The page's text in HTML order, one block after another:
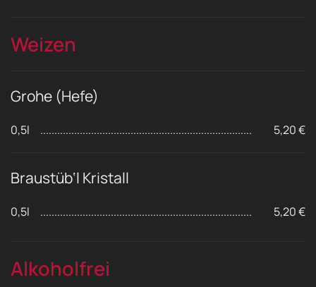
Weizen
Grohe (Hefe)
0,5l 5,20 €
Braustüb‘l Kristall
0,5l 5,20 €
Alkoholfrei